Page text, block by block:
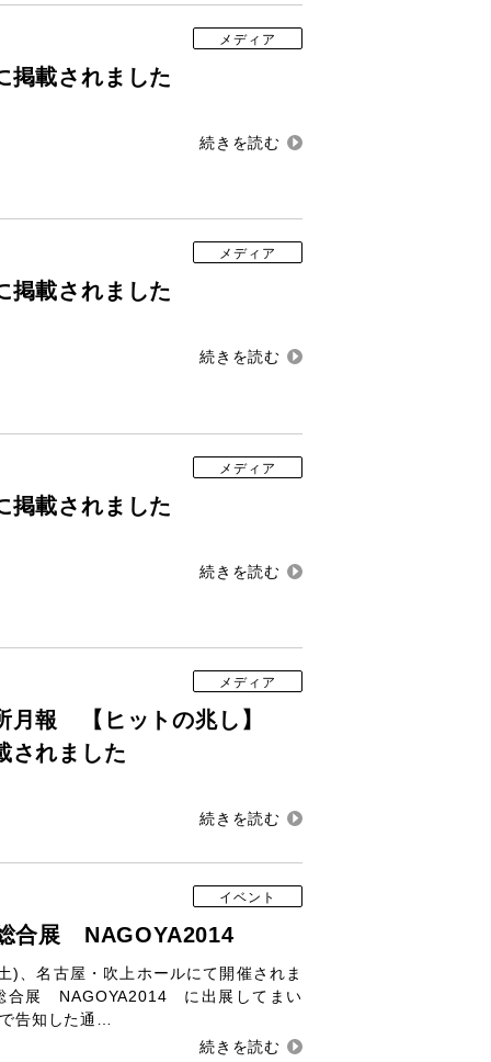
メディア
掲載されました
メディア
掲載されました
メディア
掲載されました
メディア
月報 【ヒットの兆し】
されました
イベント
合展 NAGOYA2014
)、名古屋・吹上ホールにて開催されま
合展 NAGOYA2014 に出展してまい
告知した通…